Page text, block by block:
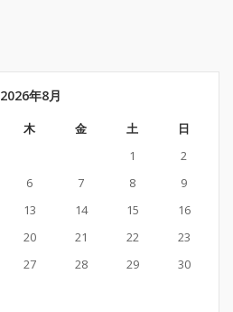
2026年8月
木 金 土
日
1
2
6 7 8
9
13 14 15
16
20 21 22
23
27 28 29
30